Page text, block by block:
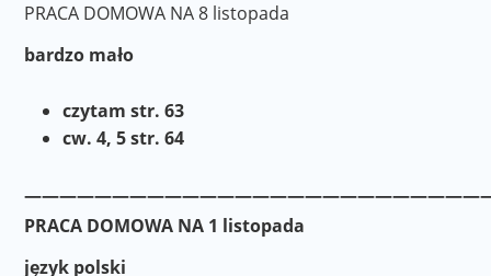
PRACA DOMOWA NA 8 listopada
bardzo mało
czytam str. 63
cw. 4, 5 str. 64
PRACA DOMOWA NA 1 listopada
język polski